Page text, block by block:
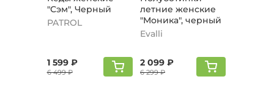
"Сэм", Черный
PATROL
1 599 ₽
6 499 ₽
летние женские
"Моника", черный
Evalli
2 099 ₽
6 299 ₽